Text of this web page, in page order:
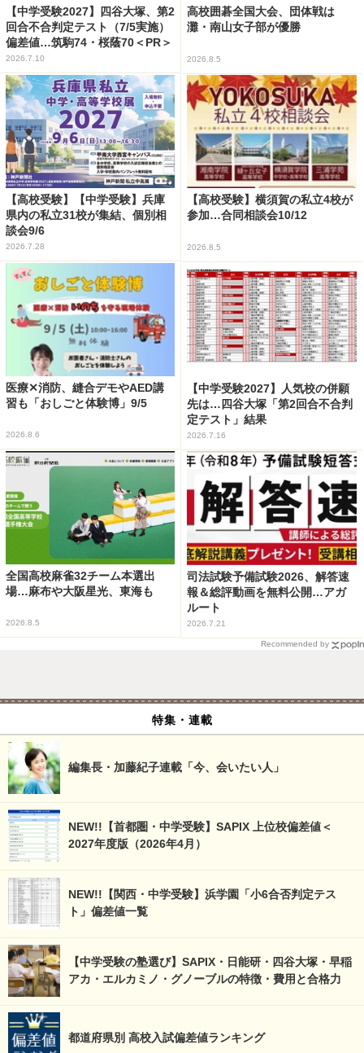
【中学受験2027】四谷大塚、第2
回合不合判定テスト（7/5実施）
偏差値…筑駒74・桜蔭70＜PR＞
2026.7.10
高校囲碁全国大会、団体戦は
灘・南山女子部が優勝
2026.8.5
【高校受験】【中学受験】兵庫
県内の私立31校が集結、個別相
談会9/6
2026.7.28
【高校受験】横須賀の私立4校が
参加…合同相談会10/12
2026.8.5
医療✕消防、縫合デモやAED講
習も「おしごと体験博」9/5
2026.8.6
【中学受験2027】人気校の併願
先は…四谷大塚「第2回合不合判
定テスト」結果
2026.7.16
全国高校麻雀32チーム本選出
場…麻布や大阪星光、東海も
2026.8.5
司法試験予備試験2026、解答速
報＆総評動画を無料公開…アガ
ルート
2026.7.21
Recommended by
特集・連載
編集長・加藤紀子連載「今、会いたい人」
NEW!!【首都圏・中学受験】SAPIX 上位校偏差値＜
2027年度版（2026年4月）
NEW!!【関西・中学受験】浜学園「小6合否判定テス
ト」偏差値一覧
【中学受験の塾選び】SAPIX・日能研・四谷大塚・早稲
アカ・エルカミノ・グノーブルの特徴・費用と合格力
都道府県別 高校入試偏差値ランキング